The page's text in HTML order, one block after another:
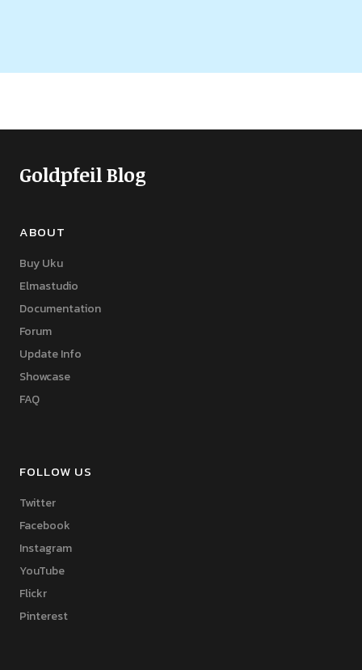
Goldpfeil Blog
ABOUT
Buy Uku
Elmastudio
Documentation
Forum
Update Info
Showcase
FAQ
FOLLOW US
Twitter
Facebook
Instagram
YouTube
Flickr
Pinterest